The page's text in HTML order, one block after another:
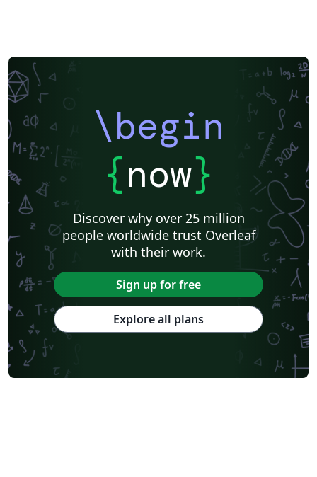
\begin
{now}
Discover why over 25 million
people worldwide trust Overleaf
with their work.
Sign up for free
Explore all plans